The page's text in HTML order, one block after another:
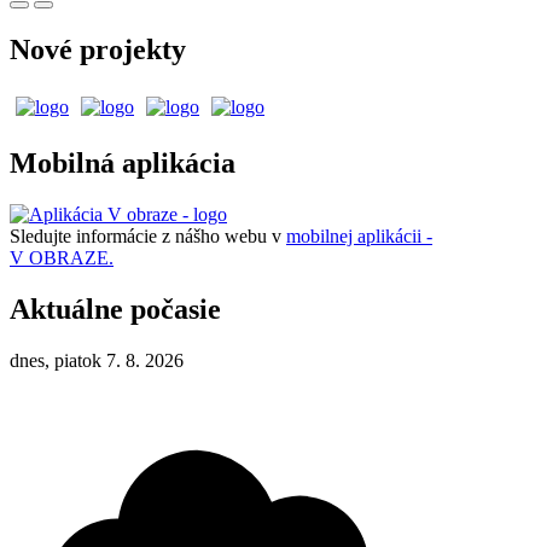
Nové projekty
Mobilná aplikácia
Sledujte informácie z nášho webu v mobilnej aplikácii -
V OBRAZE.
Aktuálne počasie
dnes, piatok 7. 8. 2026